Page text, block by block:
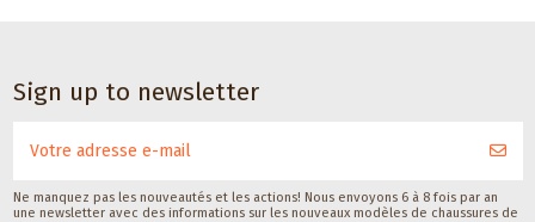
Sign up to newsletter
Ne manquez pas les nouveautés et les actions! Nous envoyons 6 à 8 fois par an
une newsletter avec des informations sur les nouveaux modèles de chaussures de